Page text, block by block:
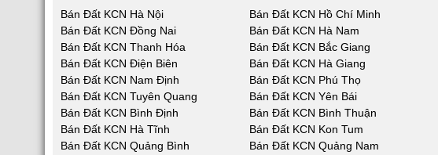
Bán Đất KCN Hà Nội Bán Đất KCN Hồ Chí Minh
Bán Đất KCN Đồng Nai
Bán Đất KCN Hà Nam
Bán Đất KCN Thanh Hóa
Bán Đất KCN Bắc Giang
Bán Đất KCN Điện Biên
Bán Đất KCN Hà Giang
Bán Đất KCN Nam Định
Bán Đất KCN Phú Thọ
Bán Đất KCN Tuyên Quang
Bán Đất KCN Yên Bái
Bán Đất KCN Bình Định
Bán Đất KCN Bình Thuận
Bán Đất KCN Hà Tĩnh
Bán Đất KCN Kon Tum
Bán Đất KCN Quảng Bình
Bán Đất KCN Quảng Nam